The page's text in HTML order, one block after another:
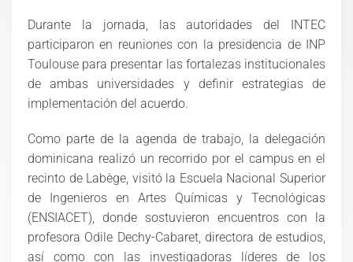
Durante la jornada, las autoridades del INTEC
participaron en reuniones con la presidencia de INP
Toulouse para presentar las fortalezas institucionales
de ambas universidades y definir estrategias de
implementación del acuerdo.
Como parte de la agenda de trabajo, la delegación
dominicana realizó un recorrido por el campus en el
recinto de Labège, visitó la Escuela Nacional Superior
de Ingenieros en Artes Químicas y Tecnológicas
(ENSIACET), donde sostuvieron encuentros con la
profesora Odile Dechy-Cabaret, directora de estudios,
así como con las investigadoras líderes de los